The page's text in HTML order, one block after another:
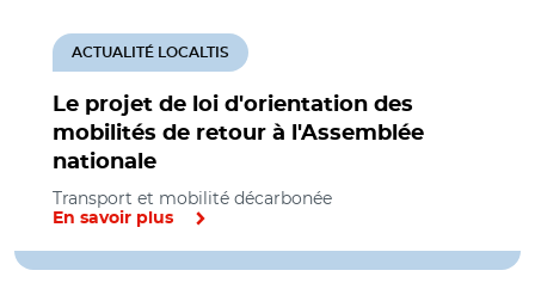
Le projet de loi d'orientation des
mobilités de retour à l'Assemblée
nationale
ACTUALITÉ LOCALTIS
Transport et mobilité décarbonée
En savoir plus